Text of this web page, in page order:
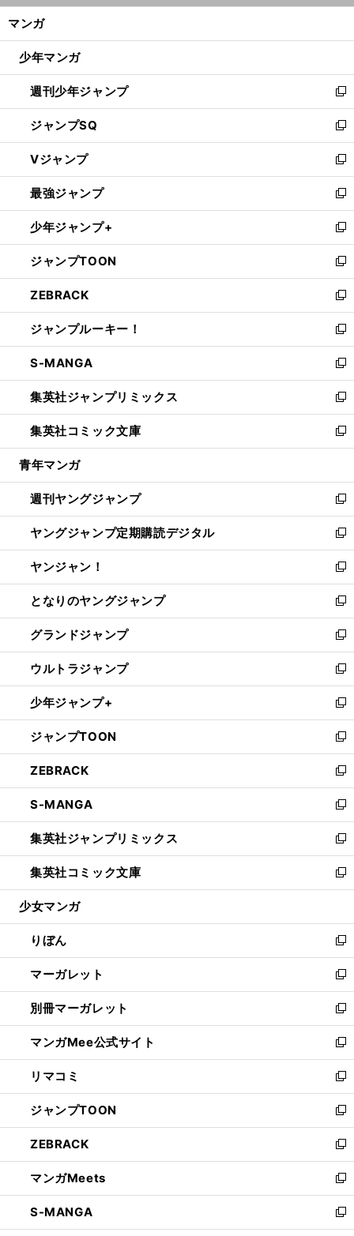
ン
ウ
開
く
マンガ
少年マンガ
週刊少年ジャンプ
新
し
い
ウ
ィ
ン
ド
ウ
で
開
く
ジャンプSQ
新
し
い
ウ
ィ
ン
ド
ウ
で
開
く
Vジャンプ
新
し
い
ウ
ィ
ン
ド
ウ
で
開
く
最強ジャンプ
新
し
い
ウ
ィ
ン
ド
ウ
で
開
く
少年ジャンプ+
新
し
い
ウ
ィ
ン
ド
ウ
で
開
く
ジャンプTOON
新
し
い
ウ
ィ
ン
ド
ウ
で
開
く
ZEBRACK
新
し
い
ウ
ィ
ン
ド
ウ
で
開
ジャンプルーキー！
新
し
い
ウ
ィ
ン
ド
ウ
開
く
S-MANGA
新
し
い
ウ
ィ
ン
ウ
で
開
く
集英社ジャンプリミックス
新
し
い
ウ
ン
ド
ウ
で
開
く
集英社コミック文庫
新
し
ウ
ィ
ン
ド
ウ
で
開
く
青年マンガ
週刊ヤングジャンプ
新
し
い
ウ
ィ
ン
ド
ウ
で
開
く
ヤングジャンプ定期購読デジタル
新
し
い
ウ
ィ
ン
ド
ウ
で
開
く
ヤンジャン！
新
し
い
ウ
ィ
ン
ド
ウ
で
開
く
となりのヤングジャンプ
新
し
い
ウ
ィ
ン
ド
ウ
で
開
く
グランドジャンプ
新
し
い
ウ
ィ
ン
ド
ウ
で
開
く
ウルトラジャンプ
新
し
い
ウ
ィ
ン
ド
ウ
で
開
く
少年ジャンプ+
新
し
い
ウ
ィ
ン
ド
ウ
で
開
く
ジャンプTOON
新
し
い
ウ
ィ
ン
ド
ウ
で
開
ZEBRACK
新
し
い
ウ
ィ
ン
ド
ウ
開
く
S-MANGA
新
し
い
ウ
ィ
ン
ウ
で
開
く
集英社ジャンプリミックス
新
し
い
ウ
ン
ド
ウ
で
開
く
集英社コミック文庫
新
し
ウ
ィ
ン
ド
ウ
で
開
く
少女マンガ
りぼん
新
し
い
ウ
ィ
ン
ド
ウ
で
開
く
マーガレット
新
し
い
ウ
ィ
ン
ド
ウ
で
開
く
別冊マーガレット
新
し
い
ウ
ィ
ン
ド
ウ
で
開
く
マンガMee公式サイト
新
し
い
ウ
ィ
ン
ド
ウ
で
開
く
リマコミ
新
し
い
ウ
ィ
ン
ド
ウ
で
開
ジャンプTOON
新
し
い
ウ
ィ
ン
ド
ウ
ZEBRACK
新
し
い
ウ
ィ
ン
マンガMeets
新
し
い
ウ
S-MANGA
新
し